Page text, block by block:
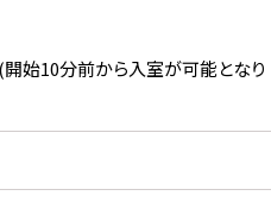
開始10分前から入室が可能となり